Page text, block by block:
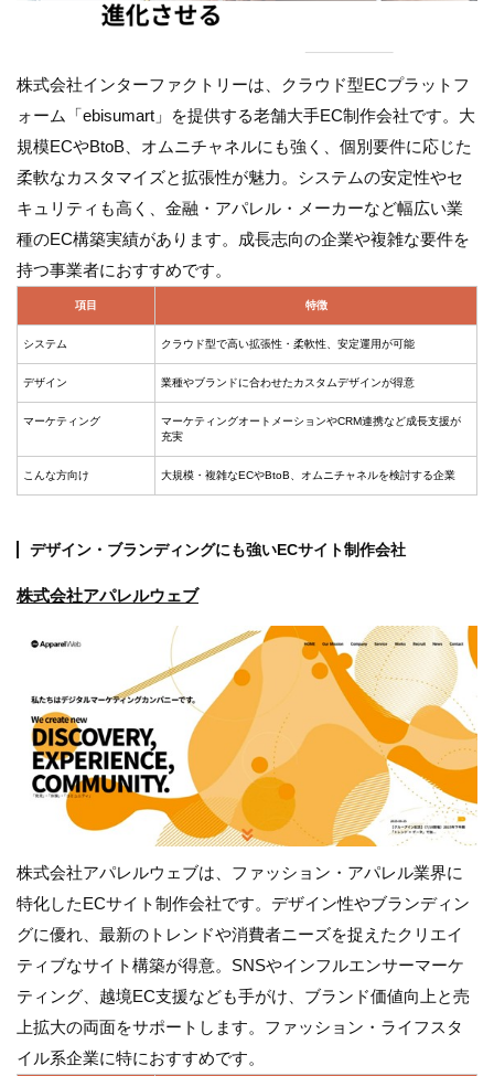
株式会社インターファクトリーは、クラウド型ECプラットフ
ォーム「ebisumart」を提供する老舗大手EC制作会社です。大
規模ECやBtoB、オムニチャネルにも強く、個別要件に応じた
柔軟なカスタマイズと拡張性が魅力。システムの安定性やセ
キュリティも高く、金融・アパレル・メーカーなど幅広い業
種のEC構築実績があります。成長志向の企業や複雑な要件を
持つ事業者におすすめです。
項目 特徴
システム クラウド型で高い拡張性・柔軟性、安定運用が可能
デザイン 業種やブランドに合わせたカスタムデザインが得意
マーケティング
マーケティングオートメーションやCRM連携など成長支援が
充実
こんな方向け 大規模・複雑なECやBtoB、オムニチャネルを検討する企業
デザイン・ブランディングにも強いECサイト制作会社
株式会社アパレルウェブ
株式会社アパレルウェブは、ファッション・アパレル業界に
特化したECサイト制作会社です。デザイン性やブランディン
グに優れ、最新のトレンドや消費者ニーズを捉えたクリエイ
ティブなサイト構築が得意。SNSやインフルエンサーマーケ
ティング、越境EC支援なども手がけ、ブランド価値向上と売
上拡大の両面をサポートします。ファッション・ライフスタ
イル系企業に特におすすめです。